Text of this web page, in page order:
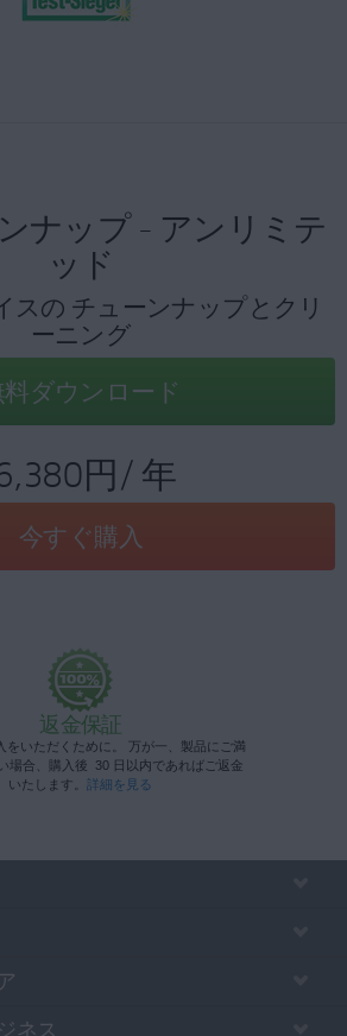
ナップ - アンリミテ
ッド
スの チューンナップとクリ
ーニング
料ダウンロード
円/ 年
今すぐ購入
返金保証
をいただくために。 万が一、製品にご満
場合、購入後 30 日以内であればご返金
いたします。詳細を見る
ネス